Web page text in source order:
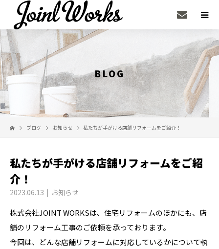
BLOG
ブログ お知らせ 私たちが手がける店舗リフォームをご紹介！
私たちが手がける店舗リフォームをご紹
介！
2023.06.13 お知らせ
株式会社JOINT WORKSは、住宅リフォームのほかにも、店
舗のリフォーム工事のご依頼を承っております。
今回は、どんな店舗リフォームに対応しているかについて執